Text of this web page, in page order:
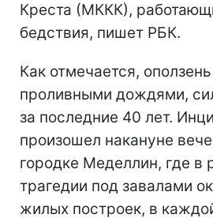
Креста (МККК),
бедствия, пишет РБК.
Как отмечается,
проливными дождями,
за последние 40 лет.
произошел накануне
городке Меделлин, где в
трагедии под завалами
жилых построек, в